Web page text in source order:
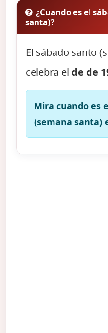
¿Cuando es el
santa)?
El sábado santo
celebra el de de
Mira cuando es
(semana santa)